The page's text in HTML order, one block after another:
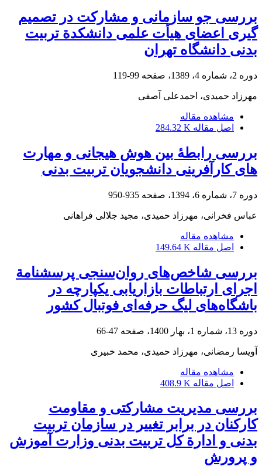
بررسی جو سازمانی و مشارکت در تصمیم
گیری اعضای هیأت علمی دانشکدة تربیت
بدنی دانشگاه تهران
دوره 2، شماره 4، 1389، صفحه 99-119
مهرزاد حمیدی، احمدعلی آصفی
مشاهده مقاله
اصل مقاله 284.32 K
بررسی رابطۀ بین هوش هیجانی و مهارت
های کارآفرینی دانشجویان تربیت بدنی
دوره 7، شماره 6، 1394، صفحه 935-950
عباس فخرانی، مهرزاد حمیدی، مجید جلالی فراهانی
مشاهده مقاله
اصل مقاله 149.64 K
بررسی شاخص‌های روان‌سنجی پرسشنامة
اجرای ارتباطات بازاریابی یکپارچه در
باشگاه‌های لیگ حرفه‌ای فوتبال کشور
دوره 13، شماره 1، بهار 1400، صفحه 47-66
آویسا رمضانی، مهرزاد حمیدی، محمد خبیری
مشاهده مقاله
اصل مقاله 408.9 K
بررسی مدیریت مشارکتی و مقاومت
کارکنان در برابر تغییر در سازمان تربیت
بدنی و ادارة کل تربیت بدنی وزارت آموزش
و پرورش